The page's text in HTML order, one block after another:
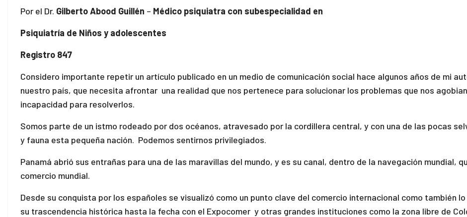
Por el Dr. Gilberto Abood Guillén – Médico psiquiatra con subespecialidad en
Psiquiatría de Niños y adolescentes
Registro 847
Considero importante repetir un artículo publicado en un medio de comunicación social hace algunos años de mi
nuestro país, que necesita afrontar una realidad que nos pertenece para solucionar los problemas que nos
incapacidad para resolverlos.
Somos parte de un istmo rodeado por dos océanos, atravesado por la cordillera central, y con una de las pocas
y fauna esta pequeña nación. Podemos sentirnos privilegiados.
Panamá abrió sus entrañas para una de las maravillas del mundo, y es su canal, dentro de la navegación mundial,
comercio mundial.
Desde su conquista por los españoles se visualizó como un punto clave del comercio internacional como también
su trascendencia histórica hasta la fecha con el Expocomer y otras grandes instituciones como la zona libre de